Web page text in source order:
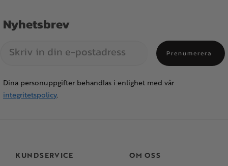
Nyhetsbrev
Prenumerera
Dina personuppgifter behandlas i enlighet med vår
integritetspolicy.
KUNDSERVICE OM OSS